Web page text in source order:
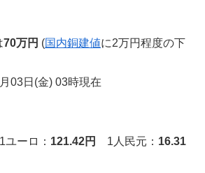
70万円 (国内銅建値に2万円程度の下
03日(金) 03時現在
ーロ： 121.42円 1人民元： 16.31